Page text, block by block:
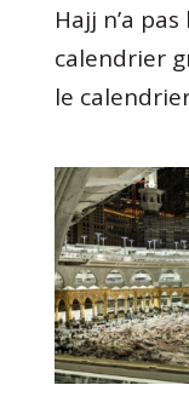
Hajj n’a
calendrier
le